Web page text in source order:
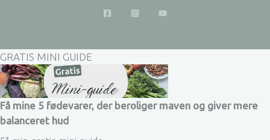
GRATIS MINI GUIDE
Få mine 5 fødevarer, der beroliger maven og giver mere
balanceret hud